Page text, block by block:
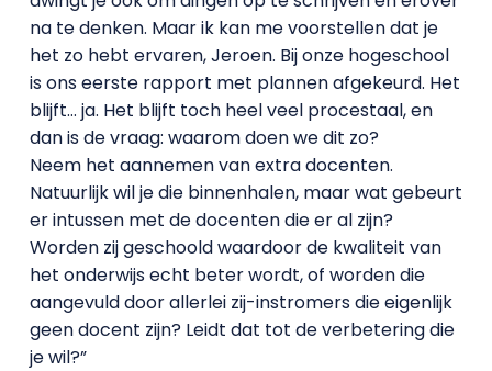
na te denken. Maar ik kan me voorstellen dat je
het zo hebt ervaren, Jeroen. Bij onze hogeschool
is ons eerste rapport met plannen afgekeurd. Het
blijft… ja. Het blijft toch heel veel procestaal, en
dan is de vraag: waarom doen we dit zo?
Neem het aannemen van extra docenten.
Natuurlijk wil je die binnenhalen, maar wat gebeurt
er intussen met de docenten die er al zijn?
Worden zij geschoold waardoor de kwaliteit van
het onderwijs echt beter wordt, of worden die
aangevuld door allerlei zij-instromers die eigenlijk
geen docent zijn? Leidt dat tot de verbetering die
je wil?”